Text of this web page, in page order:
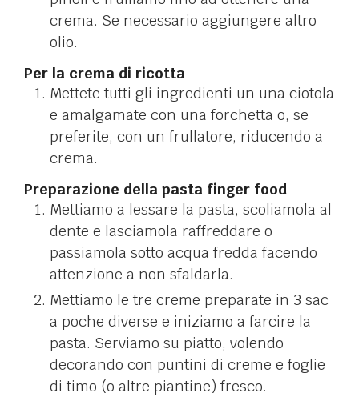
crema. Se necessario aggiungere altro
olio.
Per la crema di ricotta
Mettete tutti gli ingredienti un una ciotola
e amalgamate con una forchetta o, se
preferite, con un frullatore, riducendo a
crema.
Preparazione della pasta finger food
Mettiamo a lessare la pasta, scoliamola al
dente e lasciamola raffreddare o
passiamola sotto acqua fredda facendo
attenzione a non sfaldarla.
Mettiamo le tre creme preparate in 3 sac
a poche diverse e iniziamo a farcire la
pasta. Serviamo su piatto, volendo
decorando con puntini di creme e foglie
di timo (o altre piantine) fresco.